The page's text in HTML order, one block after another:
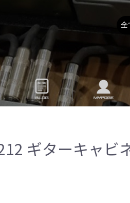
ギターキャビ